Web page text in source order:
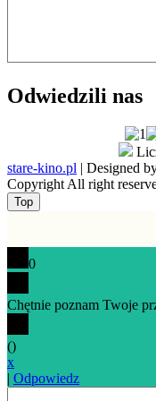
Odwiedzili nas
stare-kino.pl | Designed
Copyright All right
Go
to
Top
0
Chętnie poznam Twoje
()
x
| Odpowiedz